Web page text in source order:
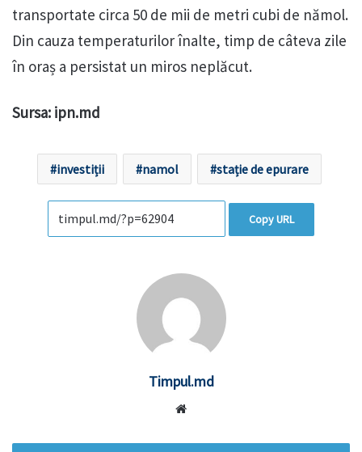
transportate circa 50 de mii de metri cubi de nămol.
Din cauza temperaturilor înalte, timp de câteva zile
în oraș a persistat un miros neplăcut.
Sursa: ipn.md
investiții namol stație de epurare
Copy URL
Timpul.md